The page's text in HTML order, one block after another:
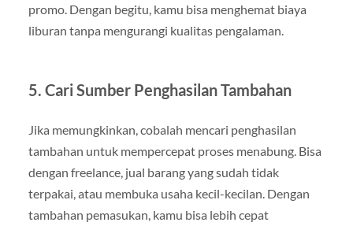
promo. Dengan begitu, kamu bisa menghemat biaya
liburan tanpa mengurangi kualitas pengalaman.
5. Cari Sumber Penghasilan Tambahan
Jika memungkinkan, cobalah mencari penghasilan
tambahan untuk mempercepat proses menabung. Bisa
dengan freelance, jual barang yang sudah tidak
terpakai, atau membuka usaha kecil-kecilan. Dengan
tambahan pemasukan, kamu bisa lebih cepat